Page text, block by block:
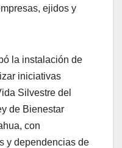
ejidos y
la instalación de
iniciativas
Silvestre del
de Bienestar
con
y dependencias de